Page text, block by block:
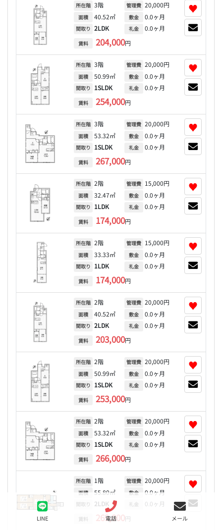
LINE 電話 メール
所在階 3階
面積 40.52㎡
間取り 2LDK
賃料 204,000円
管理費 20,000円
敷金 0.0ヶ月
礼金 0.0ヶ月
♥
所在階 3階
面積 50.99㎡
間取り 1SLDK
賃料 254,000円
管理費 20,000円
敷金 0.0ヶ月
礼金 0.0ヶ月
♥
所在階 3階
面積 53.32㎡
間取り 1SLDK
賃料 267,000円
管理費 20,000円
敷金 0.0ヶ月
礼金 0.0ヶ月
♥
所在階 2階
面積 32.47㎡
間取り 1LDK
賃料 174,000円
管理費 15,000円
敷金 0.0ヶ月
礼金 0.0ヶ月
♥
所在階 2階
面積 33.33㎡
間取り 1LDK
賃料 174,000円
管理費 15,000円
敷金 0.0ヶ月
礼金 0.0ヶ月
♥
所在階 2階
面積 40.52㎡
間取り 2LDK
賃料 203,000円
管理費 20,000円
敷金 0.0ヶ月
礼金 0.0ヶ月
♥
所在階 2階
面積 50.99㎡
間取り 1SLDK
賃料 253,000円
管理費 20,000円
敷金 0.0ヶ月
礼金 0.0ヶ月
♥
所在階 2階
面積 53.32㎡
間取り 1SLDK
賃料 266,000円
管理費 20,000円
敷金 0.0ヶ月
礼金 0.0ヶ月
♥
所在階 1階
面積 55.80㎡
間取り 2LDK
賃料 269,000円
管理費 20,000円
敷金 0.0ヶ月
礼金 0.0ヶ月
♥